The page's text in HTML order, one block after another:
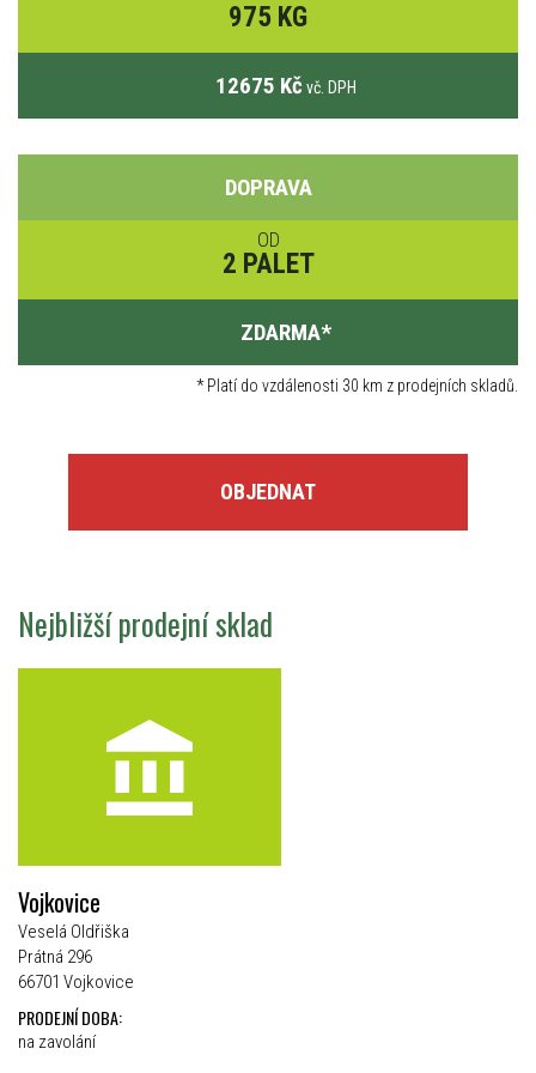
975 KG
12675 Kč vč. DPH
DOPRAVA
OD
2 PALET
ZDARMA*
*Platí do vzdálenosti 30 km z prodejních skladů.
OBJEDNAT
Nejbližší prodejní sklad
Vojkovice
Veselá Oldřiška
Prátná 296
66701 Vojkovice
PRODEJNÍ DOBA:
na zavolání